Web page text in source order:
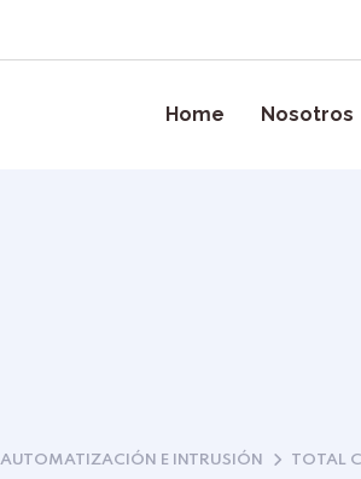
Home Nosotros
AUTOMATIZACIÓN E INTRUSIÓN TOTAL